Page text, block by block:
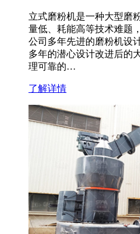
立式磨粉机是一种大型磨
量低、耗能高等技术难题
公司多年先进的磨粉机设
多年的潜心设计改进后的
理可靠的…
了解详情